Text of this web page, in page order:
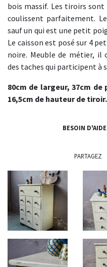
bois massif. Les tiroirs sont
coulissent parfaitement.
sauf un qui est une petit
Le caisson est posé sur 4
noire. Meuble de métier, il
des taches qui participent à
80cm de largeur, 37cm
16,5cm de hauteur de tiroir.
BESOIN
PARTAGEZ